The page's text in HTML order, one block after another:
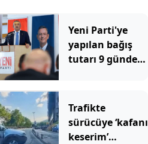
Yeni Parti'ye
yapılan bağış
tutarı 9 günde
Trafikte
sürücüye ‘kafanı
keserim’